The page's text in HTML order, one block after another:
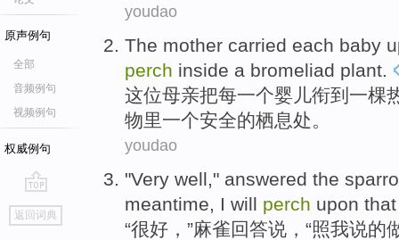
原声例句
全部
音频例句
视频例句
权威例句
go
top
返回词典
youdao
The mother carried each baby
perch inside a bromeliad plant.
这位母亲把每一个婴儿衔到 一棵
物里一个安全的栖息处。
youdao
"Very well ," answered the
meantime
I will perch upon that
“很好 ，”麻雀回答说，“照我说的